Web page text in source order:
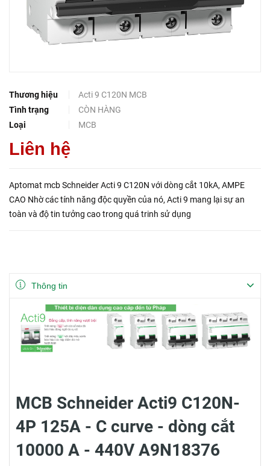
Thương hiệu
Acti 9 C120N MCB
Tình trạng
CÒN HÀNG
Loại
MCB
Liên hệ
Aptomat mcb Schneider Acti 9 C120N với dòng cắt 10kA, AMPE
CAO Nhờ các tính năng độc quyền của nó, Acti 9 mang lại sự an
toàn và độ tin tưởng cao trong quá trinh sử dụng
Thông tin
MCB Schneider Acti9 C120N-
4P 125A - C curve - dòng cắt
10000 A - 440V A9N18376